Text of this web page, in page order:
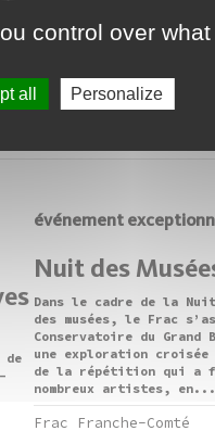
de
événement
Nuit des
Dans le cadre de la Nuit
des musées, le Frac
Conservatoire du Grand
une exploration
de la répétition qui a
nombreux artistes, en...
Frac Franche-Comté
control over
all Personalize